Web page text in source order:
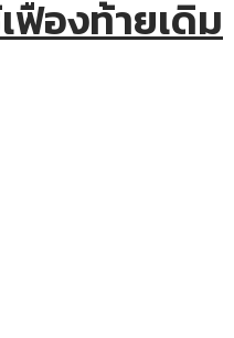
ฟืองท้ายเดิม